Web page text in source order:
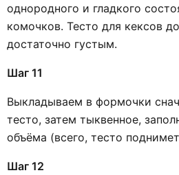
однородного и гладкого
комочков. Тесто для кексов
достаточно густым.
Шаг 11
Выкладываем в формочки
тесто, затем тыквенное,
объёма (всего, тесто
Шаг 12